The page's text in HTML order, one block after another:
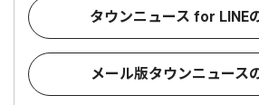
タウンニュース for LINE
メール版タウンニュース